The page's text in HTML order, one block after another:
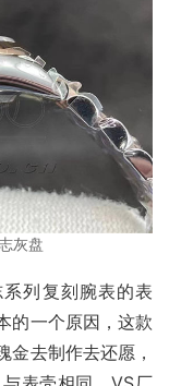
灰盘
列复刻腕表的表
的一个原因，这款
金去制作去还愿，